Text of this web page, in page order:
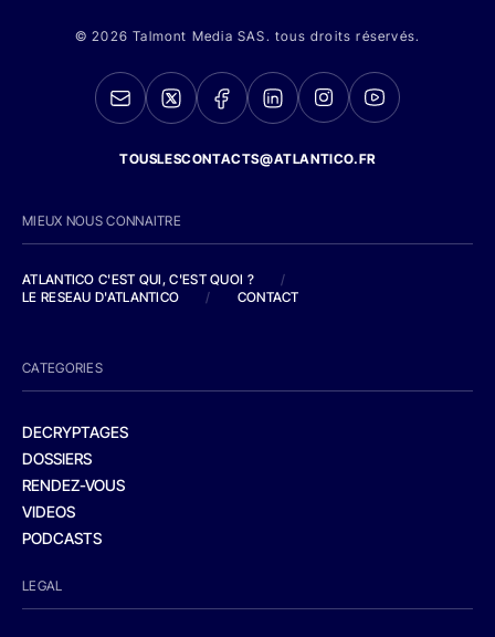
© 2026 Talmont Media SAS. tous droits réservés.
TOUSLESCONTACTS@ATLANTICO.FR
MIEUX NOUS CONNAITRE
ATLANTICO C'EST QUI, C'EST QUOI ?
/
LE RESEAU D'ATLANTICO
/ CONTACT
CATEGORIES
DECRYPTAGES
DOSSIERS
RENDEZ-VOUS
VIDEOS
PODCASTS
LEGAL